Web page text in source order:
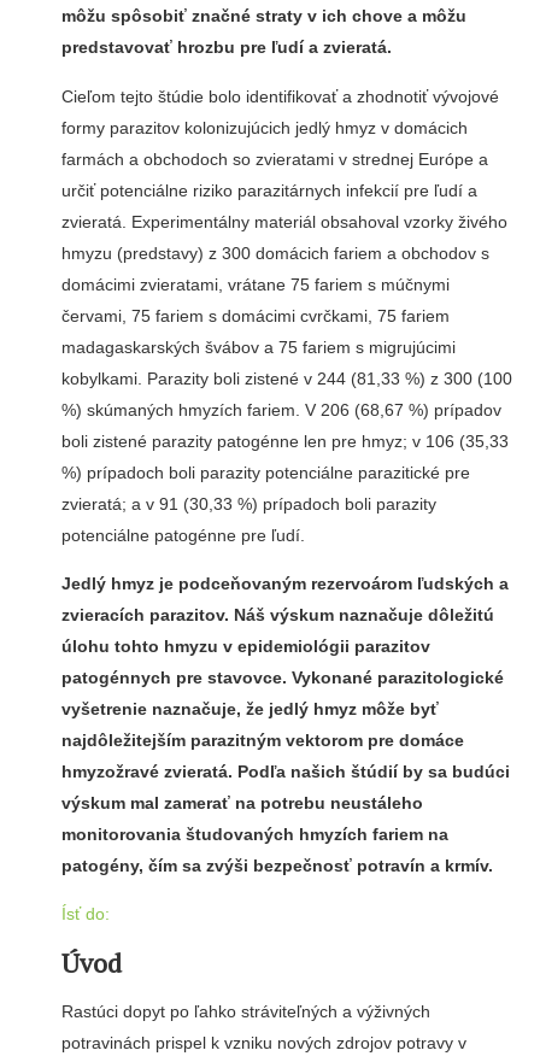
môžu spôsobiť značné straty v ich chove a môžu
predstavovať hrozbu pre ľudí a zvieratá.
Cieľom tejto štúdie bolo identifikovať a zhodnotiť vývojové
formy parazitov kolonizujúcich jedlý hmyz v domácich
farmách a obchodoch so zvieratami v strednej Európe a
určiť potenciálne riziko parazitárnych infekcií pre ľudí a
zvieratá. Experimentálny materiál obsahoval vzorky živého
hmyzu (predstavy) z 300 domácich fariem a obchodov s
domácimi zvieratami, vrátane 75 fariem s múčnymi
červami, 75 fariem s domácimi cvrčkami, 75 fariem
madagaskarských švábov a 75 fariem s migrujúcimi
kobylkami. Parazity boli zistené v 244 (81,33 %) z 300 (100
%) skúmaných hmyzích fariem. V 206 (68,67 %) prípadov
boli zistené parazity patogénne len pre hmyz; v 106 (35,33
%) prípadoch boli parazity potenciálne parazitické pre
zvieratá; a v 91 (30,33 %) prípadoch boli parazity
potenciálne patogénne pre ľudí.
Jedlý hmyz je podceňovaným rezervoárom ľudských a
zvieracích parazitov. Náš výskum naznačuje dôležitú
úlohu tohto hmyzu v epidemiológii parazitov
patogénnych pre stavovce. Vykonané parazitologické
vyšetrenie naznačuje, že jedlý hmyz môže byť
najdôležitejším parazitným vektorom pre domáce
hmyzožravé zvieratá. Podľa našich štúdií by sa budúci
výskum mal zamerať na potrebu neustáleho
monitorovania študovaných hmyzích fariem na
patogény, čím sa zvýši bezpečnosť potravín a krmív.
Ísť do:
Úvod
Rastúci dopyt po ľahko stráviteľných a výživných
potravinách prispel k vzniku nových zdrojov potravy v